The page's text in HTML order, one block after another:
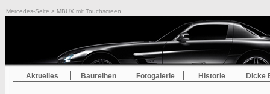
Mercedes-Seite > MBUX mit Touchscreen
Aktuelles Baureihen Fotogalerie Historie Dicke